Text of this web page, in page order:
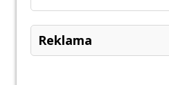
Reklama